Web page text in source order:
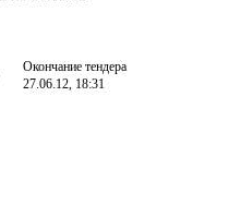
Окончание тендера
27.06.12, 18:31